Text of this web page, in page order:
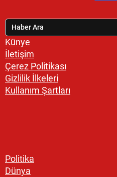
Künye
İletişim
Çerez Politikası
Gizlilik İlkeleri
Kullanım Şartları
Politika
Dünya